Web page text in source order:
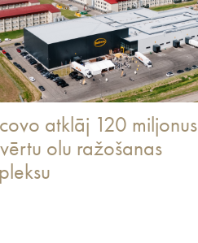
atklāj 120 miljonus
olu ražošanas